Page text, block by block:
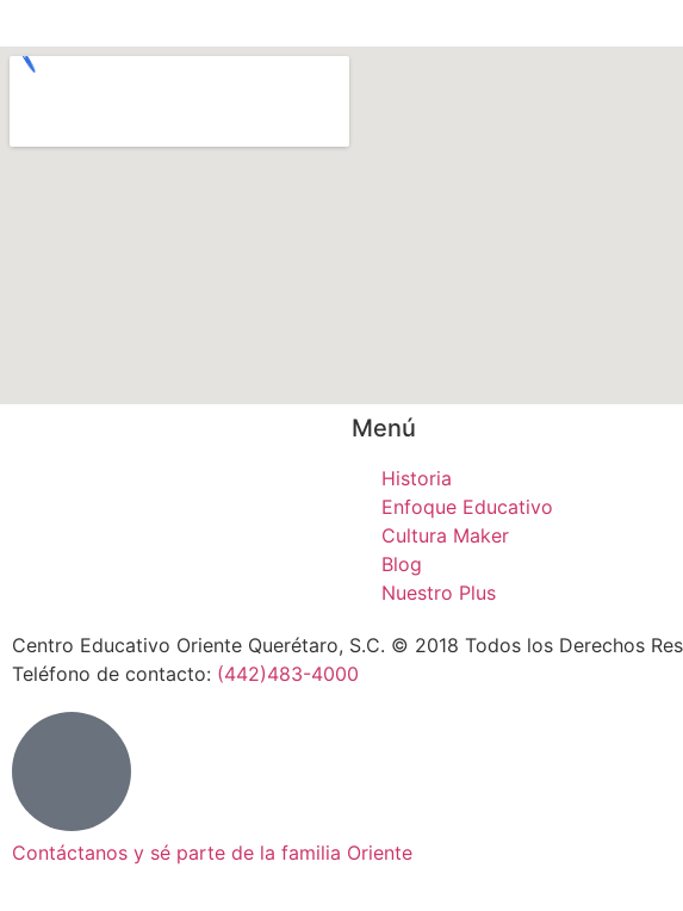
Menú
Historia
Enfoque Educativo
Cultura Maker
Blog
Nuestro Plus
Centro Educativo Oriente Querétaro, S.C. © 2018 Todos los Derechos
Teléfono de contacto: (442)483-4000
Contáctanos y sé parte de la familia Oriente